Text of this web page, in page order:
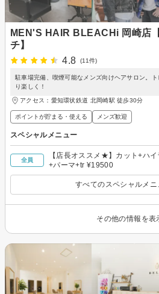
MEN'S HAIR BLEACHi 岡崎店
チ】
4.8
(11件)
駐車場完備、喫煙可能なメンズ向けヘアサロン。
り楽しく！
アクセス：愛知環状鉄道 北岡崎駅 徒歩30分
ポイントが貯まる・使える メンズ歓迎
スペシャルメニュー
全員
【店長オススメ★】カット+ハイ
+パーマ+tr ¥19500
すべてのスペシャルメニ
その他の情報を表